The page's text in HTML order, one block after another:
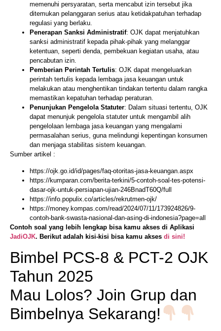
memenuhi persyaratan, serta mencabut izin tersebut jika
ditemukan pelanggaran serius atau ketidakpatuhan terhadap
regulasi yang berlaku.
Penerapan Sanksi Administratif: OJK dapat menjatuhkan
sanksi administratif kepada pihak-pihak yang melanggar
ketentuan, seperti denda, pembekuan kegiatan usaha, atau
pencabutan izin.
Pemberian Perintah Tertulis: OJK dapat mengeluarkan
perintah tertulis kepada lembaga jasa keuangan untuk
melakukan atau menghentikan tindakan tertentu dalam rangka
memastikan kepatuhan terhadap peraturan.
Penunjukan Pengelola Statuter: Dalam situasi tertentu, OJK
dapat menunjuk pengelola statuter untuk mengambil alih
pengelolaan lembaga jasa keuangan yang mengalami
permasalahan serius, guna melindungi kepentingan konsumen
dan menjaga stabilitas sistem keuangan.
Sumber artikel :
https://ojk.go.id/id/pages/faq-otoritas-jasa-keuangan.aspx
https://kumparan.com/berita-terkini/5-contoh-soal-tes-potensi-
dasar-ojk-untuk-persiapan-ujian-246BnadT60Q/full
https://info.populix.co/articles/rekrutmen-ojk/
https://money.kompas.com/read/2024/07/11/173924826/9-
contoh-bank-swasta-nasional-dan-asing-di-indonesia?page=all
Contoh soal yang lebih lengkap bisa kamu akses di Aplikasi
JadiOJK. Berikut adalah kisi-kisi bisa kamu akses di sini!
Bimbel PCS-8 & PCT-2 OJK
Tahun 2025
Mau Lolos? Join Grup dan
Bimbelnya Sekarang!